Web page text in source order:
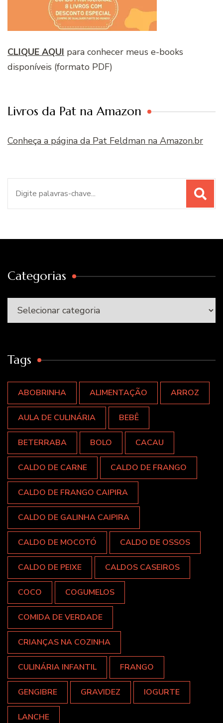
CLIQUE AQUI para conhecer meus e-books
disponíveis (formato PDF)
Livros da Pat na Amazon
Conheça a página da Pat Feldman na Amazon.br
Categorias
Categorias
Tags
ABOBRINHA ALIMENTAÇÃO ARROZ
AULA DE CULINÁRIA BEBÊ
BETERRABA BOLO CACAU
CALDO DE CARNE CALDO DE FRANGO
CALDO DE FRANGO CAIPIRA
CALDO DE GALINHA CAIPIRA
CALDO DE MOCOTÓ CALDO DE OSSOS
CALDO DE PEIXE CALDOS CASEIROS
COCO COGUMELOS
COMIDA DE VERDADE
CRIANÇAS NA COZINHA
CULINÁRIA INFANTIL FRANGO
GENGIBRE GRAVIDEZ IOGURTE
LANCHE